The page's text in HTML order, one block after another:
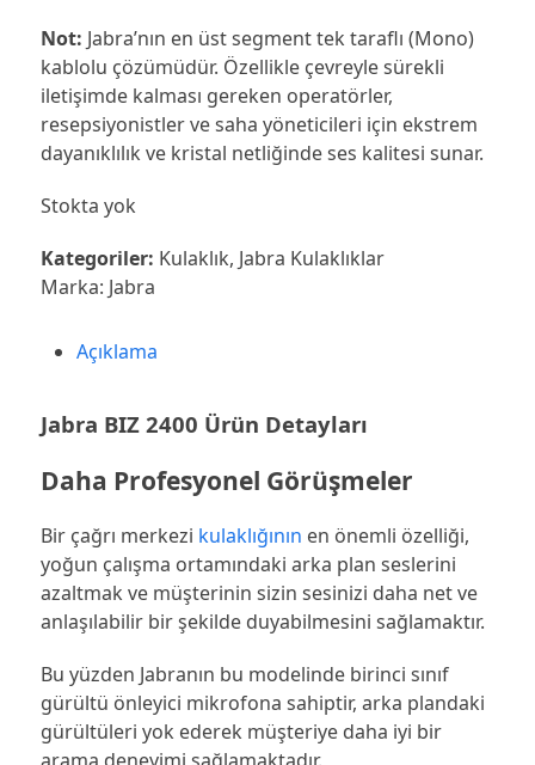
Not: Jabra’nın en üst segment tek taraflı (Mono)
kablolu çözümüdür. Özellikle çevreyle sürekli
iletişimde kalması gereken operatörler,
resepsiyonistler ve saha yöneticileri için ekstrem
dayanıklılık ve kristal netliğinde ses kalitesi sunar.
Stokta yok
Kategoriler: Kulaklık, Jabra Kulaklıklar
Marka: Jabra
Açıklama
Jabra BIZ 2400 Ürün Detayları
Daha Profesyonel Görüşmeler
Bir çağrı merkezi kulaklığının en önemli özelliği,
yoğun çalışma ortamındaki arka plan seslerini
azaltmak ve müşterinin sizin sesinizi daha net ve
anlaşılabilir bir şekilde duyabilmesini sağlamaktır.
Bu yüzden Jabranın bu modelinde birinci sınıf
gürültü önleyici mikrofona sahiptir, arka plandaki
gürültüleri yok ederek müşteriye daha iyi bir